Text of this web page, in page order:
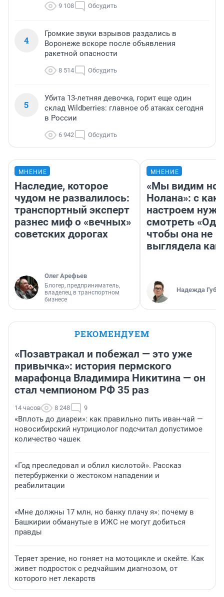
9 108 Обсудить
4
Громкие звуки взрывов раздались в
Воронеже вскоре после объявления
ракетной опасности
8 514 Обсудить
5
Убита 13-летняя девочка, горит еще один
склад Wildberries: главное об атаках сегодня
в России
6 942 Обсудить
МНЕНИЕ
Наследие, которое
чудом не развалилось:
транспортный эксперт
разнес миф о «вечных»
советских дорогах
Олег Арефьев
Блогер, предприниматель,
владелец в транспортном
бизнесе
МНЕНИЕ
«Мы видим
Нолана»: с
настроем
смотреть
чтобы она не
выглядела как
Надежда
РЕКОМЕНДУЕМ
«Позавтракал и побежал — это уже
привычка»: история пермского
марафонца Владимира Никитина — он
стал чемпионом РФ 35 раз
14 часов 8 248 9
«Вплоть до диареи»: как правильно пить иван-чай —
новосибирский нутрициолог подсчитал допустимое
количество чашек
«Год преследовал и облил кислотой». Рассказ
петербурженки о жестоком нападении и
реабилитации
«Мне должны 17 млн, но банку плачу я»: почему в
Башкирии обманутые в ИЖС не могут добиться
правды
Теряет зрение, но гоняет на мотоцикле и скейте. Как
живет подросток с редчайшим диагнозом, от
которого нет лекарств